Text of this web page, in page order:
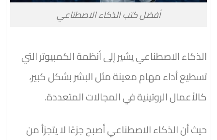
أفضل كتب الذكاء الاصطناعي
الذكاء الاصطناعي يشير إلى أنظمة الكمبيوتر التي
تسطيع أداء مهام معينة مثل البشر بشكل كبير،
كالأعمال الروتينية في المجالات المتعددة.
حيث أن الذكاء الاصطناعي أصبح جزءًا لا يتجزأ من